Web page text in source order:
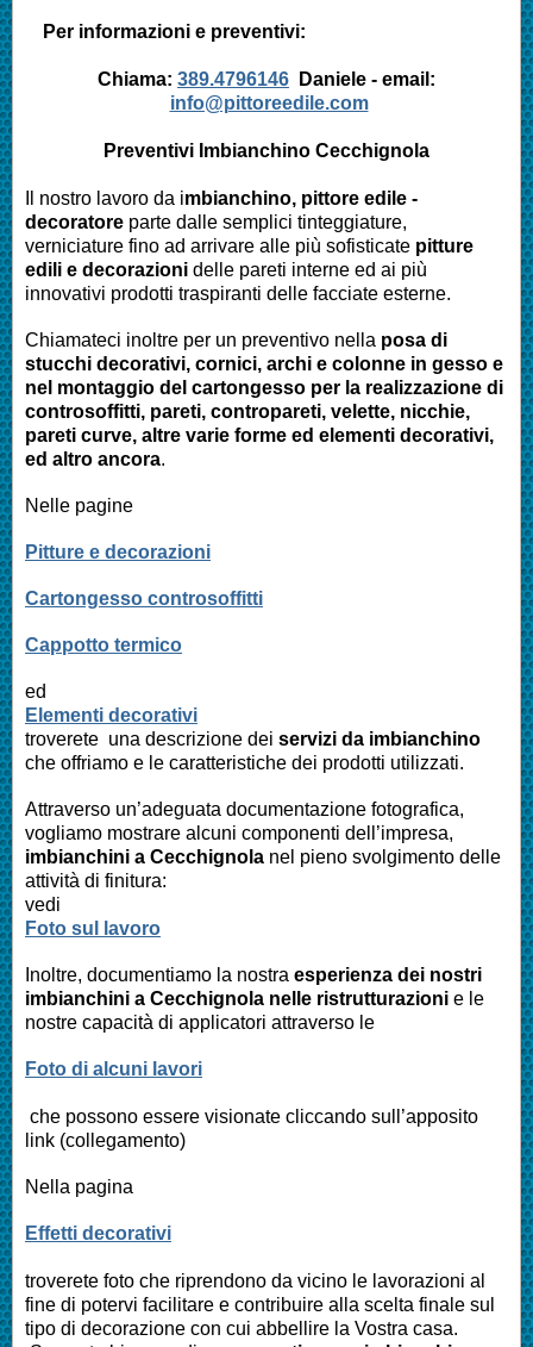
Per informazioni e preventivi:
Chiama: 389.4796146 Daniele - email:
info@pittoreedile.com
Preventivi Imbianchino Cecchignola
Il nostro lavoro da imbianchino, pittore edile -
decoratore parte dalle semplici tinteggiature,
verniciature fino ad arrivare alle più sofisticate pitture
edili e decorazioni delle pareti interne ed ai più
innovativi prodotti traspiranti delle facciate esterne.
Chiamateci inoltre per un preventivo nella posa di
stucchi decorativi, cornici, archi e colonne in gesso e
nel montaggio del cartongesso per la realizzazione di
controsoffitti, pareti, contropareti, velette, nicchie,
pareti curve, altre varie forme ed elementi decorativi,
ed altro ancora.
Nelle pagine
Pitture e decorazioni
Cartongesso controsoffitti
Cappotto termico
ed
Elementi decorativi
troverete una descrizione dei servizi da imbianchino
che offriamo e le caratteristiche dei prodotti utilizzati.
Attraverso un’adeguata documentazione fotografica,
vogliamo mostrare alcuni componenti dell’impresa,
imbianchini a Cecchignola nel pieno svolgimento delle
attività di finitura:
vedi
Foto sul lavoro
Inoltre, documentiamo la nostra esperienza dei nostri
imbianchini a Cecchignola nelle ristrutturazioni e le
nostre capacità di applicatori attraverso le
Foto di alcuni lavori
che possono essere visionate cliccando sull’apposito
link (collegamento)
Nella pagina
Effetti decorativi
troverete foto che riprendono da vicino le lavorazioni al
fine di potervi facilitare e contribuire alla scelta finale sul
tipo di decorazione con cui abbellire la Vostra casa.